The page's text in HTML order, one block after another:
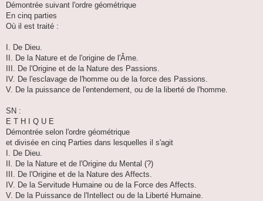
Démontrée suivant l'ordre géométrique
En cinq parties
Où il est traité :
I. De Dieu.
II. De la Nature et de l'origine de l'Âme.
III. De l'Origine et de la Nature des Passions.
IV. De l'esclavage de l'homme ou de la force des Passions.
V. De la puissance de l'entendement, ou de la liberté de l'homme.
SN :
E T H I Q U E
Démontrée selon l'ordre géométrique
et divisée en cinq Parties dans lesquelles il s'agit
I. De Dieu.
II. De la Nature et de l'Origine du Mental (?)
III. De l'Origine et de la Nature des Affects.
IV. De la Servitude Humaine ou de la Force des Affects.
V. De la Puissance de l'Intellect ou de la Liberté Humaine.